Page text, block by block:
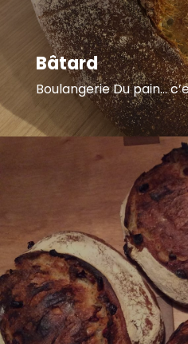
Bâtard
Boulangerie Du pain…